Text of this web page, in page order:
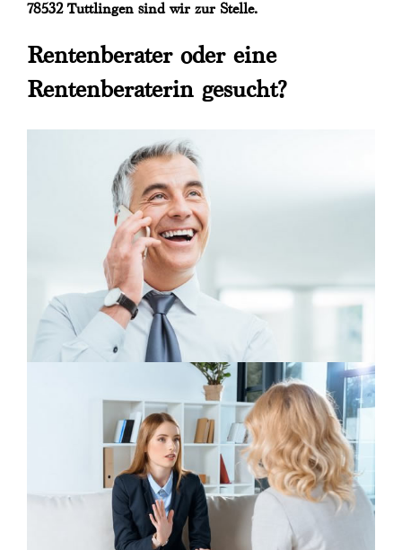
78532 Tuttlingen sind wir zur Stelle.
Rentenberater oder eine
Rentenberaterin gesucht?